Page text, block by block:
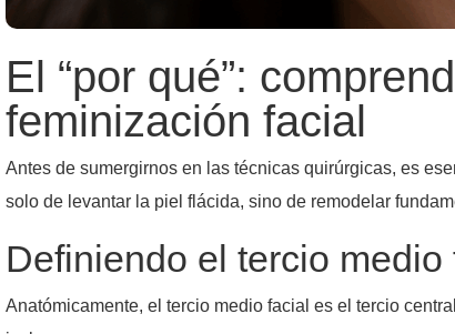
El “por qué”:
feminización facial
Antes de sumergirnos en las técnicas quirúrgicas, es
solo de levantar la piel flácida, sino de remodelar
Definiendo el tercio
Anatómicamente, el tercio medio facial es el tercio